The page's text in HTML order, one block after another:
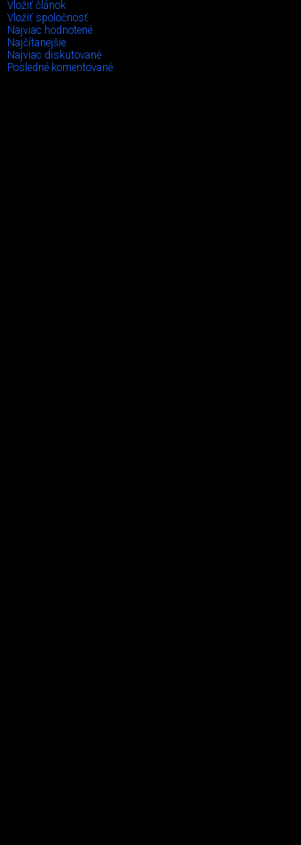
Vložiť článok
Vložiť spoločnosť
Najviac hodnotené
Najčítanejšie
Najviac diskutované
Posledné komentované